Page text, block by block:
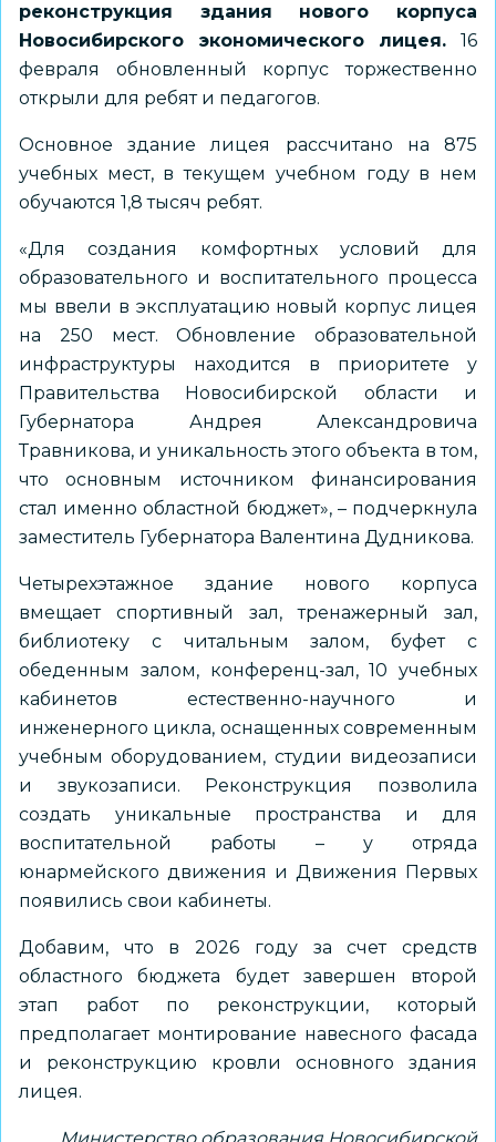
реконструкция здания нового корпуса
Новосибирского экономического лицея. 16
февраля обновленный корпус торжественно
открыли для ребят и педагогов.
Основное здание лицея рассчитано на 875
учебных мест, в текущем учебном году в нем
обучаются 1,8 тысяч ребят.
«Для создания комфортных условий для
образовательного и воспитательного процесса
мы ввели в эксплуатацию новый корпус лицея
на 250 мест. Обновление образовательной
инфраструктуры находится в приоритете у
Правительства Новосибирской области и
Губернатора Андрея Александровича
Травникова, и уникальность этого объекта в том,
что основным источником финансирования
стал именно областной бюджет», – подчеркнула
заместитель Губернатора Валентина Дудникова.
Четырехэтажное здание нового корпуса
вмещает спортивный зал, тренажерный зал,
библиотеку с читальным залом, буфет с
обеденным залом, конференц-зал, 10 учебных
кабинетов естественно-научного и
инженерного цикла, оснащенных современным
учебным оборудованием, студии видеозаписи
и звукозаписи. Реконструкция позволила
создать уникальные пространства и для
воспитательной работы – у отряда
юнармейского движения и Движения Первых
появились свои кабинеты.
Добавим, что в 2026 году за счет средств
областного бюджета будет завершен второй
этап работ по реконструкции, который
предполагает монтирование навесного фасада
и реконструкцию кровли основного здания
лицея.